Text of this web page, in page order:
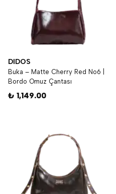
DIDOS
Buka – Matte Cherry Red No6 |
Bordo Omuz Çantası
₺ 1,149.00